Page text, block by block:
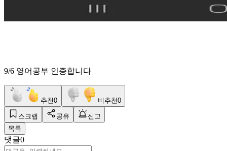
9/6 영어공부 인증합니다
추천0 비추천0
스크랩 공유
신고
목록
댓글0